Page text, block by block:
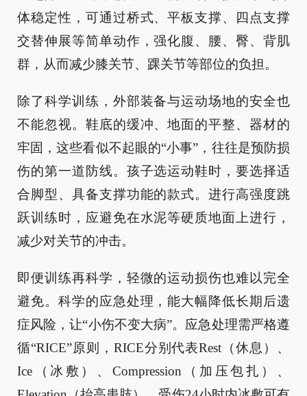
体稳定性，可通过桥式、平板支撑、四点支撑
交替伸展等简单动作，强化腹、腰、臀、背肌
群，从而减少膝关节、踝关节等部位的负担。
除了科学训练，外部装备与运动场地的安全也
不能忽视。鞋底的缓冲、地面的平整、器材的
牢固，这些看似不起眼的“小事”，往往是预防损
伤的第一道防线。孩子选运动鞋时，要选择适
合脚型、具备支撑功能的款式。进行高强度跳
跃训练时，应避免在水泥等硬质地面上进行，
减少对关节的冲击。
即便训练再科学，轻微的运动损伤也难以完全
避免。科学的应急处理，能大幅降低长期后遗
症风险，让“小伤不变大病”。应急处理需严格遵
循“RICE”原则，RICE分别代表Rest（休息）、
Ice（冰敷）、Compression（加压包扎）、